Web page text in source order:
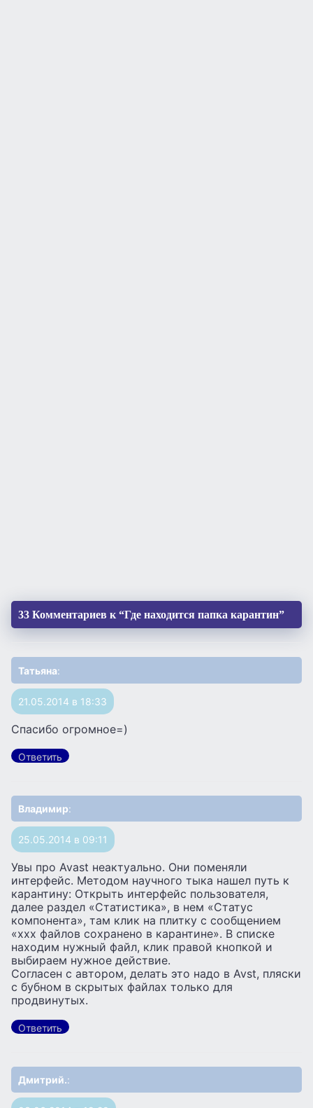
33 Комментариев к “Где находится папка карантин”
Татьяна:
21.05.2014 в 18:33
Спасибо огромное=)
Ответить
Владимир:
25.05.2014 в 09:11
Увы про Avast неактуально. Они поменяли
интерфейс. Методом научного тыка нашел путь к
карантину: Открыть интерфейс пользователя,
далее раздел «Статистика», в нем «Статус
компонента», там клик на плитку с сообщением
«ххх файлов сохранено в карантине». В списке
находим нужный файл, клик правой кнопкой и
выбираем нужное действие.
Согласен с автором, делать это надо в Avst, пляски
с бубном в скрытых файлах только для
продвинутых.
Ответить
Дмитрий.: